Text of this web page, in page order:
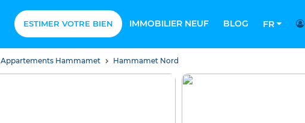
ESTIMER VOTRE BIEN IMMOBILIER NEUF BLOG FR
Appartements Hammamet Hammamet Nord